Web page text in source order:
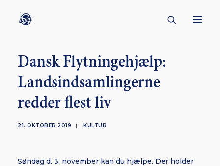
CONTACT
ABOUT
ENGLISH
Dansk Flytningehjælp:
Landsindsamlingerne
redder flest liv
21. OKTOBER 2019 | KULTUR
Søndag d. 3. november kan du hjælpe. Der holder